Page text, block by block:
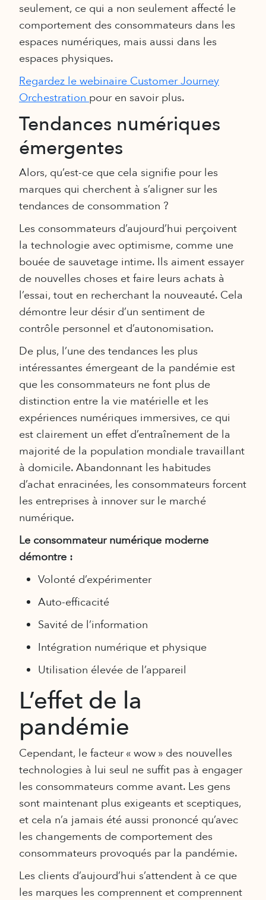
seulement, ce qui a non seulement affecté le
comportement des consommateurs dans les
espaces numériques, mais aussi dans les
espaces physiques.
Regardez le webinaire Customer Journey
Orchestrationpour en savoir plus.
Tendances numériques
émergentes
Alors, qu’est-ce que cela signifie pour les
marques qui cherchent à s’aligner sur les
tendances de consommation ?
Les consommateurs d’aujourd’hui perçoivent
la technologie avec optimisme, comme une
bouée de sauvetage intime. Ils aiment essayer
de nouvelles choses et faire leurs achats à
l’essai, tout en recherchant la nouveauté. Cela
démontre leur désir d’un sentiment de
contrôle personnel et d’autonomisation.
De plus, l’une des tendances les plus
intéressantes émergeant de la pandémie est
que les consommateurs ne font plus de
distinction entre la vie matérielle et les
expériences numériques immersives, ce qui
est clairement un effet d’entraînement de la
majorité de la population mondiale travaillant
à domicile. Abandonnant les habitudes
d’achat enracinées, les consommateurs forcent
les entreprises à innover sur le marché
numérique.
Le consommateur numérique moderne
démontre :
Volonté d’expérimenter
Auto-efficacité
Savité de l’information
Intégration numérique et physique
Utilisation élevée de l’appareil
L’effet de la
pandémie
Cependant, le facteur « wow » des nouvelles
technologies à lui seul ne suffit pas à engager
les consommateurs comme avant. Les gens
sont maintenant plus exigeants et sceptiques,
et cela n’a jamais été aussi prononcé qu’avec
les changements de comportement des
consommateurs provoqués par la pandémie.
Les clients d’aujourd’hui s’attendent à ce que
les marques les comprennent et comprennent